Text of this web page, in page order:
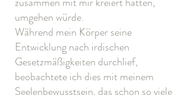
umgehen würde.
Während mein Körper seine
Entwicklung nach irdischen
Gesetzmäßigkeiten durchlief,
beobachtete ich dies mit meinem
Seelenbewusstsein, das schon so viele